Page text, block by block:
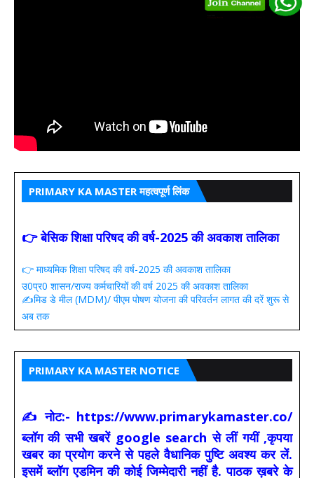
PRIMARY KA MASTER महत्वपूर्ण लिंक
👉 बेसिक शिक्षा परिषद की वर्ष-2025 की अवकाश तालिका
👉 माध्यमिक शिक्षा परिषद की वर्ष-2025 की अवकाश तालिका
उ0प्र0 शासन/राज्य कर्मचारियों की वर्ष 2025 की अवकाश तालिका
✍️मिड डे मील (MDM)/ पीएम पोषण योजना की परिवर्तन लागत की दरें शुरू से
अब तक
PRIMARY KA MASTER NOTICE
✍ नोट:- https://www.primarykamaster.co/
ब्लॉग की सभी खबरें google search से लीं गयीं ,कृपया
खबर का प्रयोग करने से पहले वैधानिक पुष्टि अवश्य कर लें.
इसमें ब्लॉग एडमिन की कोई जिम्मेदारी नहीं है. पाठक ख़बरे के